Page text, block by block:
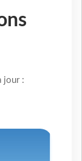
jour :